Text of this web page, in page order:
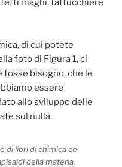
maghi, fattucchiere
di cui potete
foto di Figura 1, ci
fosse bisogno, che le
essere
allo sviluppo delle
sul nulla.
di libri di chimica ce
della materia.